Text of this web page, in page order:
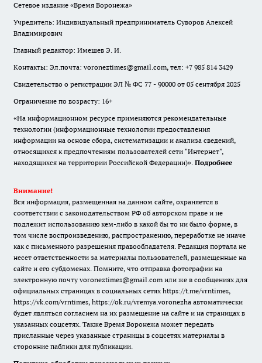
Сетевое издание «Время Воронежа»
Учредитель: Индивидуальный предприниматель Суворов Алексей
Владимирович
Главный редактор: Имешев Э. И.
Контакты: Эл.почта: voroneztimes@gmail.com, тел: +7 985 814 3429
Свидетельство о регистрации ЭЛ № ФС 77 - 90000 от 05 сентября 2025
Ограничение по возрасту: 16+
«На информационном ресурсе применяются рекомендательные
технологии (информационные технологии предоставления
информации на основе сбора, систематизации и анализа сведений,
относящихся к предпочтениям пользователей сети "Интернет",
находящихся на территории Российской Федерации)». Подробнее
Внимание!
Вся информация, размещенная на данном сайте, охраняется в
соответствии с законодательством РФ об авторском праве и не
подлежит использованию кем-либо в какой бы то ни было форме, в
том числе воспроизведению, распространению, переработке не иначе
как с письменного разрешения правообладателя. Редакция портала не
несет ответственности за материалы пользователей, размещенные на
сайте и его субдоменах. Помните, что отправка фотографии на
электронную почту voroneztimes@gmail.com или же в сообщениях для
официальных страницах в социальных сетях https://t.me/vrntimes,
https://vk.com/vrntimes, https://ok.ru/vremya.voronezha автоматически
будет являться согласием на их размещение на сайте и на страницах в
указанных соцсетях. Также Время Воронежа может передать
присланные через указанные страницы в соцсетях материалы в
сторонние паблики для публикации.